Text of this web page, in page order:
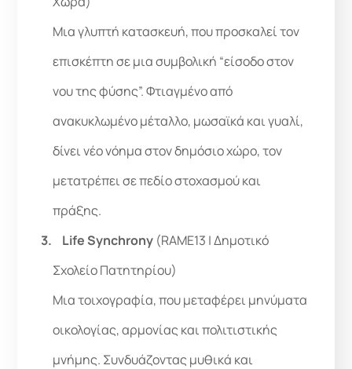
Μια γλυπτή κατασκευή, που προσκαλεί τον
επισκέπτη σε μια συμβολική “είσοδο στον
νου της φύσης”. Φτιαγμένο από
ανακυκλωμένο μέταλλο, μωσαϊκά και γυαλί,
δίνει νέο νόημα στον δημόσιο χώρο, τον
μετατρέπει σε πεδίο στοχασμού και
πράξης.
Life Synchrony (RAME13 | Δημοτικό
Σχολείο Πατητηρίου)
Μια τοιχογραφία, που μεταφέρει μηνύματα
οικολογίας, αρμονίας και πολιτιστικής
μνήμης. Συνδυάζοντας μυθικά και